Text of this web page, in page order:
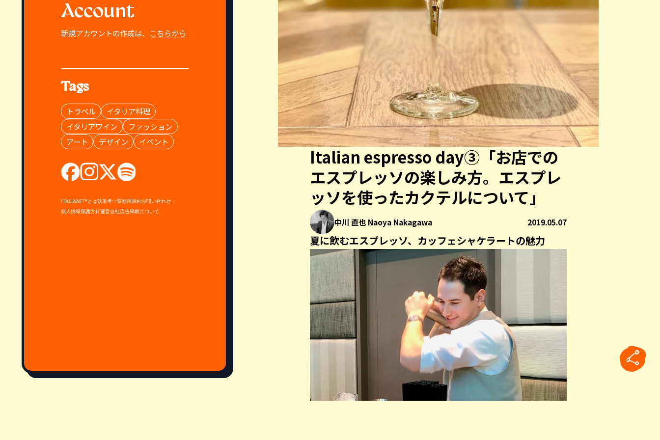
Account
新規アカウントの作成は、 こちらから
Tags
トラベル
イタリア料理
イタリアワイン
ファッション
アート
デザイン イベント
ITALIANITYとは執筆者一覧利用規約お問い合わせ
個人情報保護方針運営会社広告掲載について
Italian espresso day③「お店での
エスプレッソの楽しみ方。エスプレ
ッソを使ったカクテルについて」
中川 直也 Naoya Nakagawa 2019.05.07
夏に飲むエスプレッソ、カッフェシャケラートの魅力